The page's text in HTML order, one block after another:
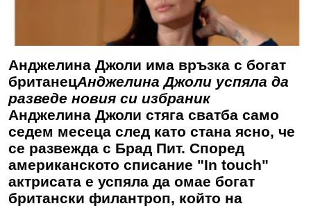
Анджелина Джоли има връзка с богат
британецАнджелина Джоли успяла да
разведе новия си избраник
Анджелина Джоли стяга сватба само
седем месеца след като стана ясно, че
се развежда с Брад Пит. Според
американското списание "In touch"
актрисата е успяла да омае богат
британски филантроп, който на